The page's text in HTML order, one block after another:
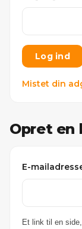
Log ind
Mistet din
Opret en
E-
Et link til en